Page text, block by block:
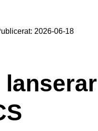
2026-06-18